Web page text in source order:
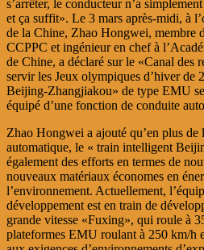
s’arrêter, le conducteur n’a
et ça suffit». Le 3 mars après-midi, à
de la Chine, Zhao Hongwei, membre
CCPPC et ingénieur en chef à
de Chine, a déclaré sur le «Canal des
servir les Jeux olympiques d’hiver de
Beijing-Zhangjiakou» de type EMU
équipé d’une fonction de conduite
Zhao Hongwei a ajouté qu’en plus
automatique, le « train intelligent
également des efforts en termes de
nouveaux matériaux économes en
l’environnement. Actuellement,
développement est en train de
grande vitesse «Fuxing», qui roule à
plateformes EMU roulant à 250 km/h